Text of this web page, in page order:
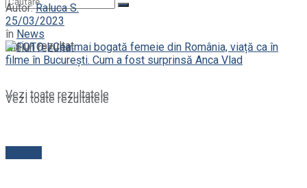
Niciun rezultat
Vezi toate rezultatele
Niciun rezultat
Vezi toate rezultatele
Autor: Raluca S.
25/03/2023
în News